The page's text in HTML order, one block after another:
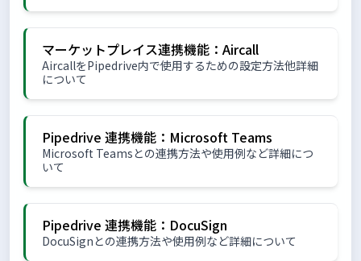
マーケットプレイス連携機能：Aircall
AircallをPipedrive内で使用するための設定方法他詳細
について
Pipedrive 連携機能：Microsoft Teams
Microsoft Teamsとの連携方法や使用例など詳細につ
いて
Pipedrive 連携機能：DocuSign
DocuSignとの連携方法や使用例など詳細について